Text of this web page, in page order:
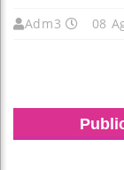
Adm3 08